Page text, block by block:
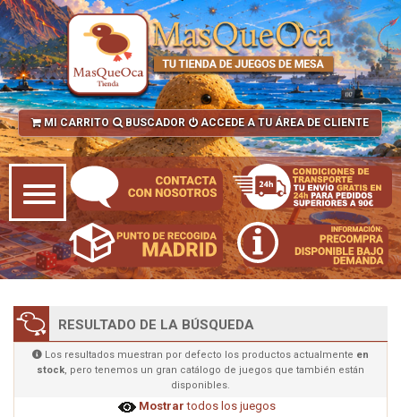
MI CARRITO BUSCADOR ACCEDE A TU ÁREA DE CLIENTE
RESULTADO DE LA BÚSQUEDA
Los resultados muestran por defecto los productos actualmente en
stock, pero tenemos un gran catálogo de juegos que también están
disponibles.
Mostrar todos los juegos